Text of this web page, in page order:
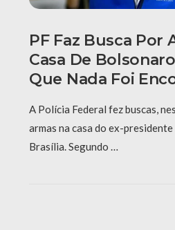
PF Faz Busca Por
Casa De
Que Nada Foi
A Polícia Federal fez buscas,
armas na casa do ex-
Brasília. Segundo …